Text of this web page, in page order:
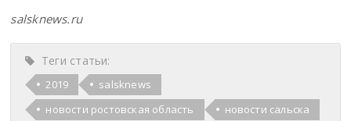
salsknews.ru
Теги статьи:
2019
salsknews
новости ростовская область
новости сальска